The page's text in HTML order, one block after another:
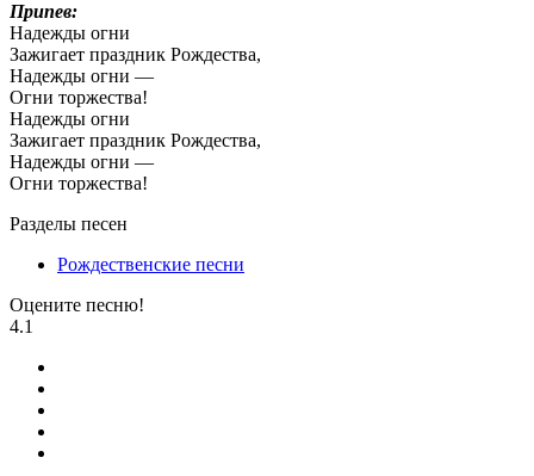
Припев:
Надежды огни
Зажигает праздник Рождества,
Надежды огни —
Огни торжества!
Надежды огни
Зажигает праздник Рождества,
Надежды огни —
Огни торжества!
Разделы песен
Рождественские песни
Оцените песню!
4.1